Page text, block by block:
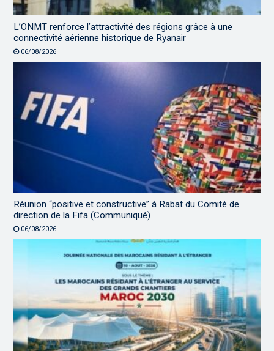
L’ONMT renforce l’attractivité des régions grâce à une
connectivité aérienne historique de Ryanair
06/08/2026
Réunion “positive et constructive” à Rabat du Comité de
direction de la Fifa (Communiqué)
06/08/2026